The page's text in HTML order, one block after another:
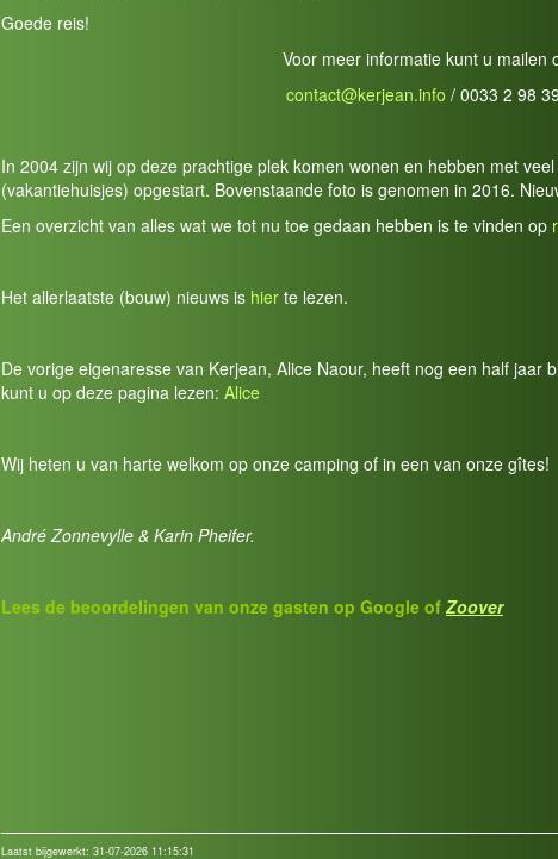
Goede reis!
Voor meer informatie kunt u mailen
contact@kerjean.info / 0033 2 98
In 2004 zijn wij op deze prachtige plek komen wonen en hebben met
(vakantiehuisjes) opgestart. Bovenstaande foto is genomen in 2016.
Een overzicht van alles wat we tot nu toe gedaan hebben is te vinden op
Het allerlaatste (bouw) nieuws is hier te lezen.
De vorige eigenaresse van Kerjean, Alice Naour, heeft nog een half jaar
kunt u op deze pagina lezen: Alice
Wij heten u van harte welkom op onze camping of in een van onze gîtes!
André Zonnevylle & Karin Pheifer.
Lees de beoordelingen van onze gasten op Google of Zoover
Laatst bijgewerkt: 31-07-2026 11:15:31